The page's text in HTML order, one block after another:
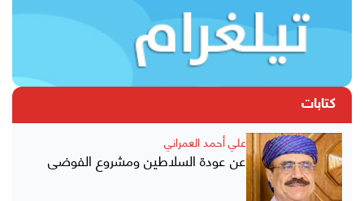
كتابات
علي أحمد العمراني
عن عودة السلاطين ومشروع الفوضى